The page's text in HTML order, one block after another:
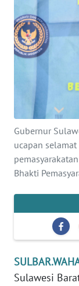
Gubernur
ucapan
Bhakti
Sulawesi
INDEKS
BERITA
KONTAK
IKLAN
TENTANG
KAMI
SIBER
KARIR